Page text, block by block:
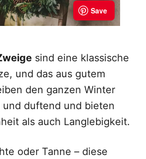
sind eine klassische
und das aus gutem
den ganzen Winter
und duftend und bieten
als auch Langlebigkeit.
oder Tanne – diese